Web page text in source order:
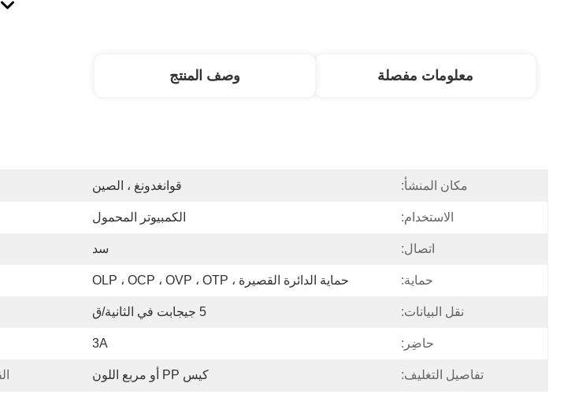
معلومات مفصلة وصف المنتج
مكان المنشأ: قوانغدونغ ، الصين
الاستخدام: الكمبيوتر المحمول
اتصال: سد
حماية: حماية الدائرة القصيرة ، OLP ، OCP ، OVP ، OTP
نقل البيانات: 5 جيجابت في الثانية/ق
حاضِر: 3A
تفاصيل التغليف: كيس PP أو مربع اللون